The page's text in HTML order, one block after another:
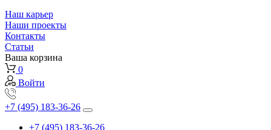
Наш карьер
Наши проекты
Контакты
Статьи
Ваша корзина
0
Войти
+7 (495) 183-36-26
+7 (495) 183-36-26